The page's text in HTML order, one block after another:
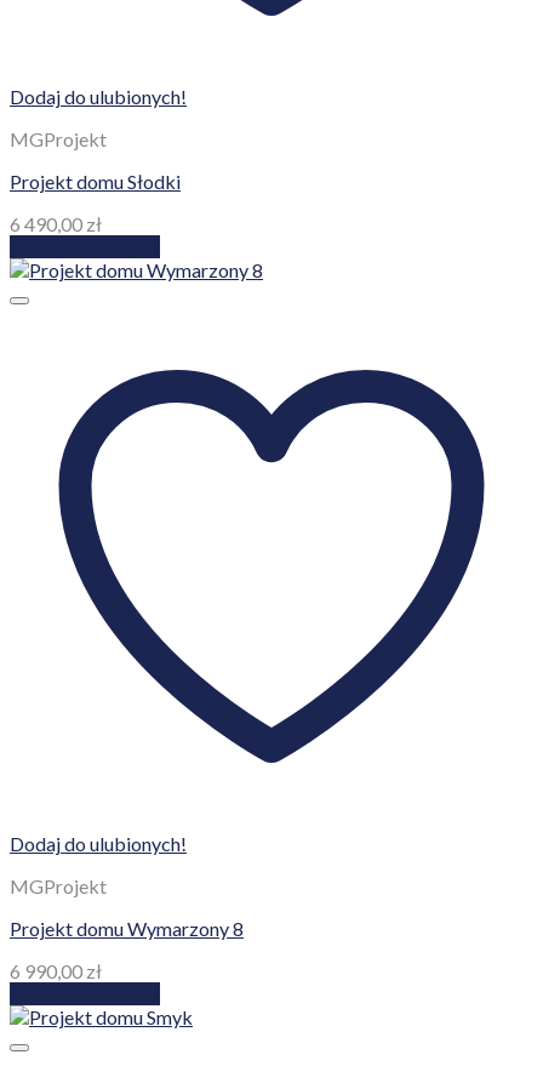
Dodaj do ulubionych!
MGProjekt
Projekt domu Słodki
6 490,00 zł
Dodaj do ulubionych!
MGProjekt
Projekt domu Wymarzony 8
6 990,00 zł